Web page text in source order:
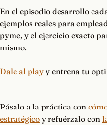
En el episodio desarrollo
ejemplos reales para
pyme, y el ejercicio exacto
mismo.
Dale al play y entrena tu
Pásalo a la práctica con
estratégico y refuérzalo con